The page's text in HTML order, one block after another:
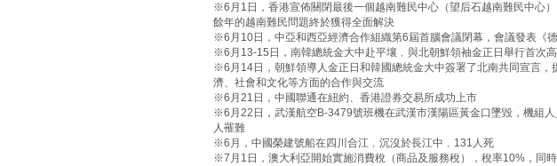
※6月1日，香港宣佈關閉最後一個越南難民中心（望后石越南難民中心
餘年的越南難民問題終於獲得全面解決
※6月10日，中亞和西亞經濟合作組織第6屆首腦會議閉幕，會議發表《德
※6月13-15日，南韓總統金大中赴平壤﹐與北朝鮮領袖金正日舉行首次
※6月14日，朝鮮領導人金正日和韓國總統金大中簽署了北南共同宣言，
濟、社會和文化等方面的合作與交流
※6月21日，中國聯通在紐約、香港證券交易所成功上市
※6月22日，武漢航空B-3479號班機在武漢市漢陽區黃金口墜毀，機組
人罹難
※6月，中國榮建號船在四川合江﹐沉沒於長江中﹐131人死
※7月1日，澳大利亞開始實施消費稅（商品及服務稅），稅率10%，同